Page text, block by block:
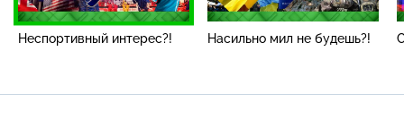
Неспортивный интерес?! Насильно мил не будешь?!